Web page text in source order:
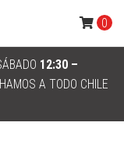
12:30 –
A TODO CHILE
0